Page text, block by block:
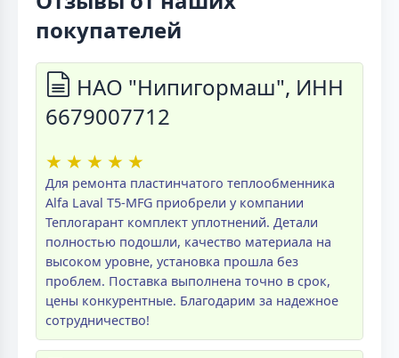
покупателей
НАО "Нипигормаш", ИНН
6679007712
★ ★ ★ ★ ★
Для ремонта пластинчатого теплообменника
Alfa Laval T5-MFG приобрели у компании
Теплогарант комплект уплотнений. Детали
полностью подошли, качество материала на
высоком уровне, установка прошла без
проблем. Поставка выполнена точно в срок,
цены конкурентные. Благодарим за надежное
сотрудничество!